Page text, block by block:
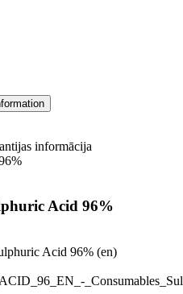
informācija
Acid 96%
Acid 96% (en)